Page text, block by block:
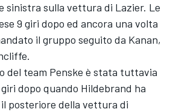
sinistra sulla vettura di Lazier. Le
9 giri dopo ed ancora una volta
il gruppo seguito da Kanan,
del team Penske è stata tuttavia
dopo quando Hildebrand ha
posteriore della vettura di